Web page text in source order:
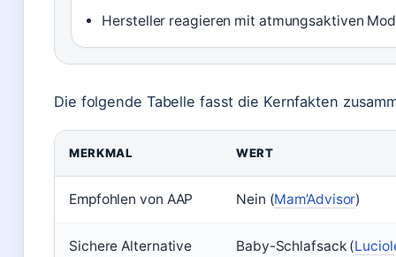
Hersteller reagieren mit atmungsaktiven
Die folgende Tabelle fasst die Kernfakten
MERKMAL WERT
Empfohlen von AAP Nein (Mam’Advisor)
Sichere Alternative Baby-Schlafsack (